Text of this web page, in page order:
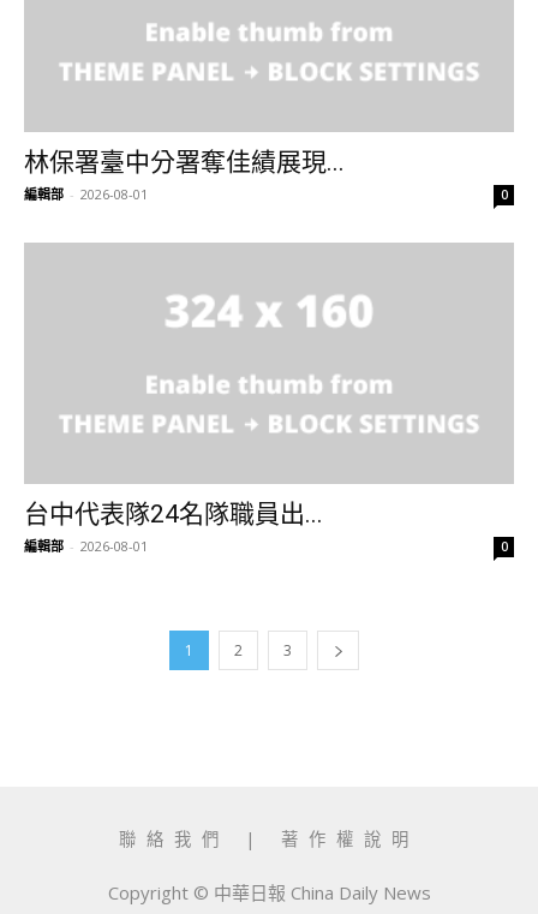
林保署臺中分署奪佳績展現...
編輯部 - 2026-08-01 0
台中代表隊24名隊職員出...
編輯部 - 2026-08-01 0
1 2 3
聯絡我們 | 著作權說明
Copyright © 中華日報 China Daily News